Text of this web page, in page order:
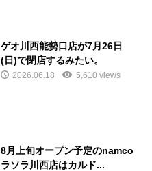
ゲオ川西能勢口店が7月26日
(日)で閉店するみたい。
2026.06.18 5,610 views
8月上旬オープン予定のnamco
ラソラ川西店はカルド...